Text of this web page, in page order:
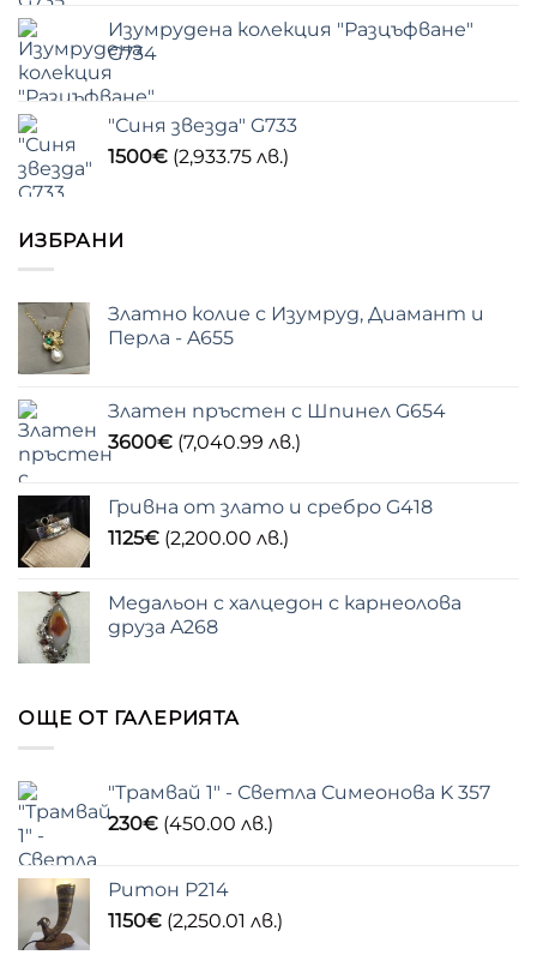
Изумрудена колекция "Разцъфване"
G734
"Синя звезда" G733
1500€ (2,933.75 лв.)
ИЗБРАНИ
Златно колие с Изумруд, Диамант и
Перла - A655
Златен пръстен с Шпинел G654
3600€ (7,040.99 лв.)
Гривна от злато и сребро G418
1125€ (2,200.00 лв.)
Медальон с халцедон с карнеолова
друза A268
ОЩЕ ОТ ГАЛЕРИЯТА
"Трамвай 1" - Светла Симеонова K 357
230€ (450.00 лв.)
Ритон P214
1150€ (2,250.01 лв.)